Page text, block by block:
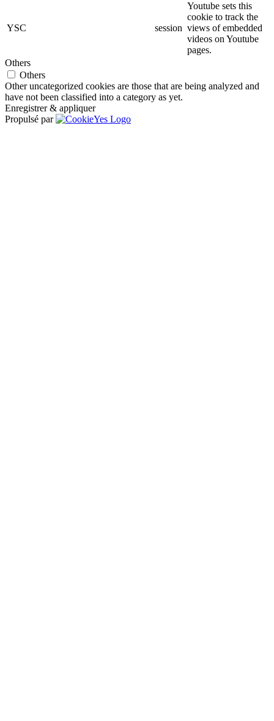
YSC session
Youtube sets this
cookie to track the
views of embedded
videos on Youtube
pages.
Others
Others
Other uncategorized cookies are those that are being analyzed and
have not been classified into a category as yet.
Enregistrer & appliquer
Propulsé par